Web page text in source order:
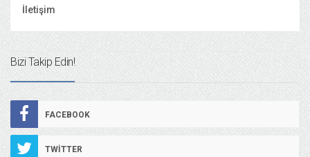
İletişim
Bizi Takip Edin!
FACEBOOK
TWITTER